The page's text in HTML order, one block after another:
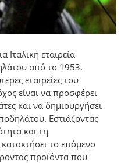
Ιταλική εταιρεία
από το 1953.
εταιρείες του
είναι να προσφέρει
και να δημιουργήσει
Eστιάζοντας
και τη
το επόμενο
προϊόντα που